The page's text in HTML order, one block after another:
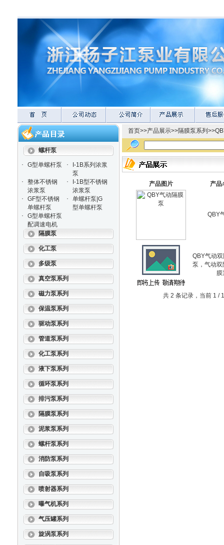
螺杆泵
·
G型单螺杆泵 ·
I-1B系列浓浆
泵
·
整体不锈钢
浓浆泵
·
I-1B型不锈钢
浓浆泵
·
GF型不锈钢
单螺杆泵
·
单螺杆泵|G
型单螺杆泵
·
G型单螺杆泵
配调速电机
隔膜泵
化工泵
多级泵
真空泵系列
磁力泵系列
保温泵系列
驱动泵系列
管道泵系列
化工泵系列
液下泵系列
循环泵系列
排污泵系列
隔膜泵系列
泥浆泵系列
螺杆泵系列
消防泵系列
自吸泵系列
喷射器系列
曝气机系列
气压罐系列
旋涡泵系列
首页>>产品展示>>隔膜泵系列 >>
产品图片 产品
QBY
QBY气动
泵，气动
共 2 条记录，当前 1